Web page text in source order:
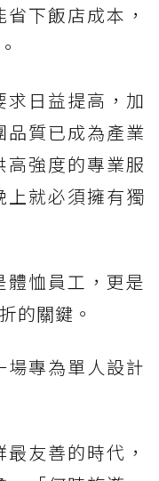
下飯店成本，
求日益提高，加
品質已成為產業
高強度的專業服
上就必須擁有獨
恤員工，更是
的關鍵。
場專為單人設計
友善的時代，